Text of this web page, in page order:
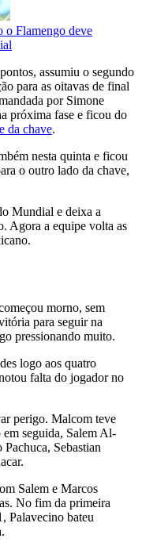
o Flamengo deve
assumiu o segundo
para as oitavas de final
por Simone
próxima fase e ficou do
da chave.
nesta quinta e ficou
o outro lado da chave,
Mundial e deixa a
Agora a equipe volta as
morno, sem
para seguir na
pressionando muito.
logo aos quatro
falta do jogador no
perigo. Malcom teve
seguida, Salem Al-
Sebastian
Salem e Marcos
No fim da primeira
Palavecino bateu